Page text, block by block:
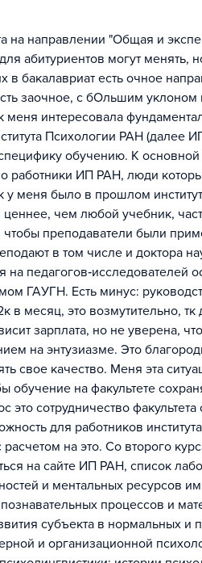
на направлении "Общая и
абитуриентов могут менять,
бакалавриат есть очное
заочное, с бОльшим уклоном
меня интересовала
Психологии РАН (далее
обучению. К
работники ИП РАН, люди
у меня было в прошлом
чем любой учебник,
преподаватели были
в том числе и доктора
педагогов‐исследователей
ГАУГН. Есть минус:
месяц, это возмутительно, тк
зарплата, но не уверена,
на энтузиазме. Это
свое качество. Меня эта
обучение на факультете
сотрудничество
для работников института
на это. Со второго
на сайте ИП РАН, список
и ментальных ресурсов
процессов и
субъекта в нормальных и
и организационной